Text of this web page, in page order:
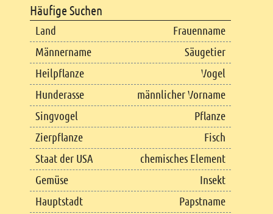
Häufige Suchen
Land
Frauenname
Männername
Säugetier
Heilpflanze
Vogel
Hunderasse
männlicher Vorname
Singvogel
Pflanze
Zierpflanze
Fisch
Staat der USA
chemisches Element
Gemüse
Insekt
Hauptstadt
Papstname